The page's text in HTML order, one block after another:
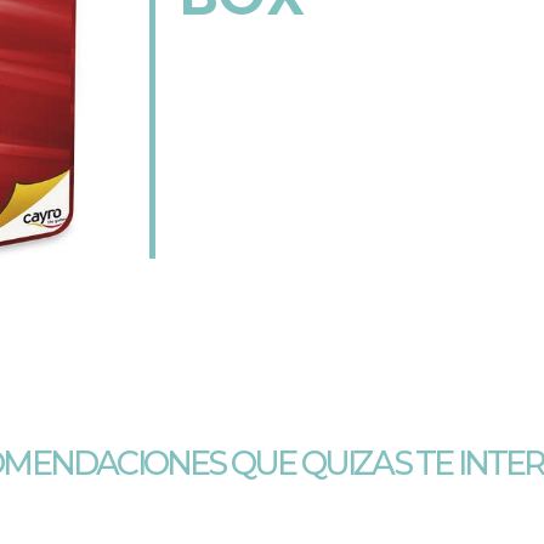
QUE QUIZAS TE